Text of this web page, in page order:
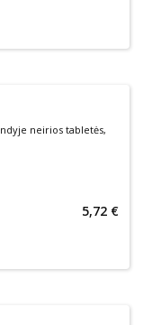
neirios tabletės,
5,72 €